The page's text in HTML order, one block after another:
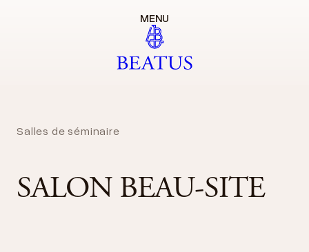
MENU
Salles de séminaire
SALON BEAU-SITE